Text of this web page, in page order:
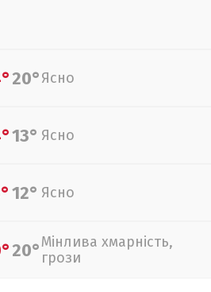
20°Ясно
13° Ясно
12° Ясно
20°Мінлива хмарність,
грози